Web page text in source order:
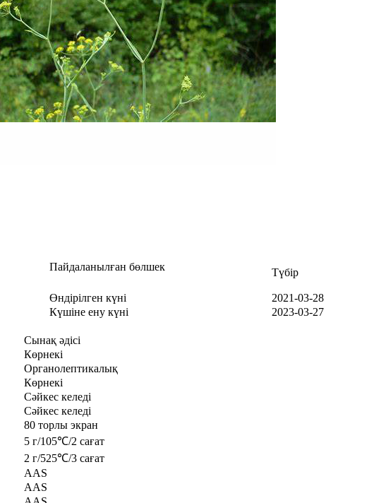
Пайдаланылған бөлшек Түбір
Өндірілген күні
2021-03-28
Күшіне ену күні 2023-03-27
Сынақ әдісі
Көрнекі
Органолептикалық
Көрнекі
Сәйкес келеді
Сәйкес келеді
80 торлы экран
5 г/105℃/2 сағат
2 г/525℃/3 сағат
AAS
AAS